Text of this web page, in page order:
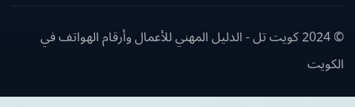
© 2024 كويت تل - الدليل المهني للأعمال وأرقام الهواتف في